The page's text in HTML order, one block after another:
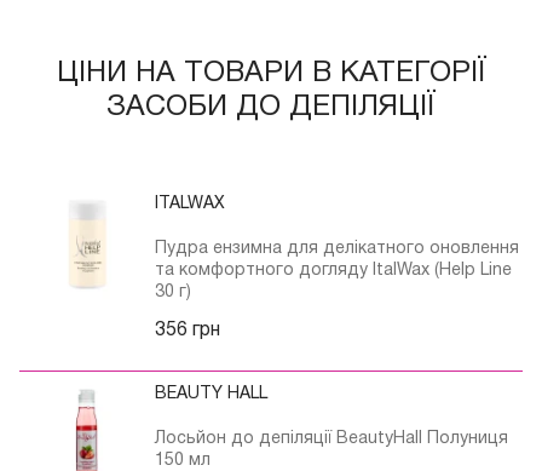
ЦІНИ НА ТОВАРИ В КАТЕГОРІЇ
ЗАСОБИ ДО ДЕПІЛЯЦІЇ
ITALWAX
Пудра ензимна для делікатного оновлення
та комфортного догляду ItalWax (Help Line
30 г)
356 грн
BEAUTY HALL
Лосьйон до депіляції BeautyHall Полуниця
150 мл